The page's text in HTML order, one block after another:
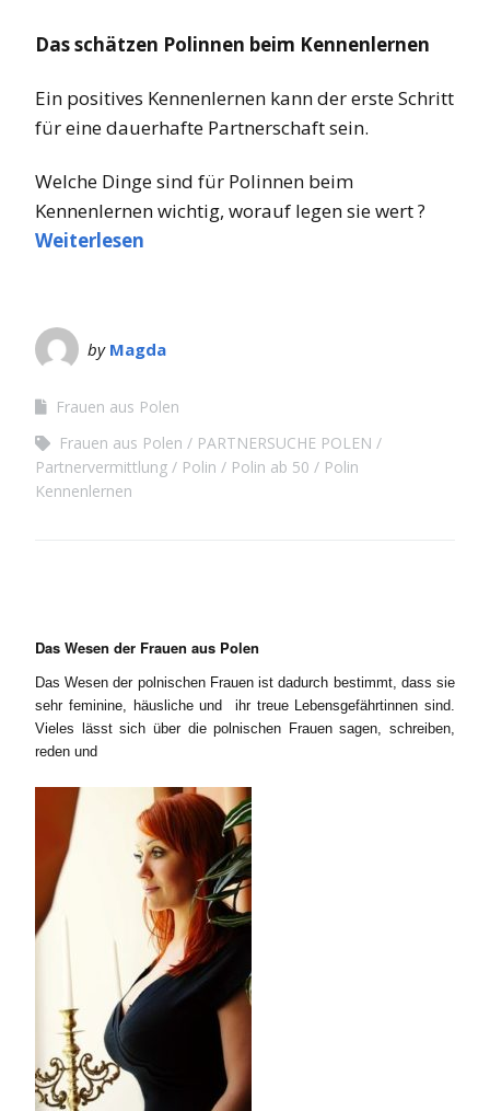
Das schätzen Polinnen beim Kennenlernen
Ein positives Kennenlernen kann der erste Schritt
für eine dauerhafte Partnerschaft sein.
Welche Dinge sind für Polinnen beim
Kennenlernen wichtig, worauf legen sie wert ?
Weiterlesen
by Magda
Frauen aus Polen
Frauen aus Polen
PARTNERSUCHE POLEN
Partnervermittlung
Polin Polin ab 50
Polin
Kennenlernen
Das Wesen der Frauen aus Polen
Das Wesen der polnischen Frauen ist dadurch bestimmt, dass sie
sehr feminine, häusliche und ihr treue Lebensgefährtinnen sind.
Vieles lässt sich über die polnischen Frauen sagen, schreiben,
reden und